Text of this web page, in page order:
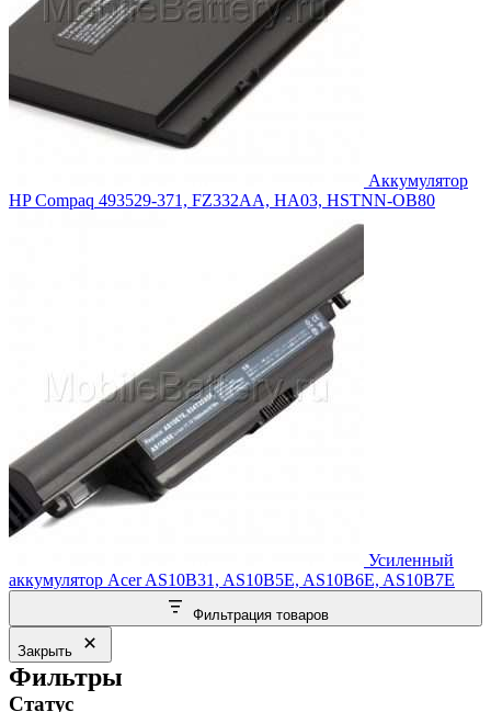
Аккумулятор
HP Compaq 493529-371, FZ332AA, HA03, HSTNN-OB80
Усиленный
аккумулятор Acer AS10B31, AS10B5E, AS10B6E, AS10B7E
Фильтрация товаров
Закрыть
Фильтры
Статус